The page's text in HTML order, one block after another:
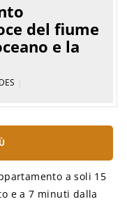
del fiume
e la
|
a soli 15
e a 7 minuti dalla